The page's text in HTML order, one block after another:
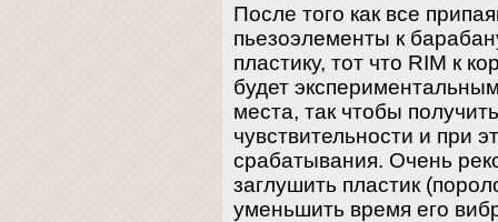
После того как все
пьезоэлементы к
пластику, тот что RIM к
будет
места, так чтобы
чувствительности и при
срабатывания. Очень
заглушить пластик
уменьшить время его